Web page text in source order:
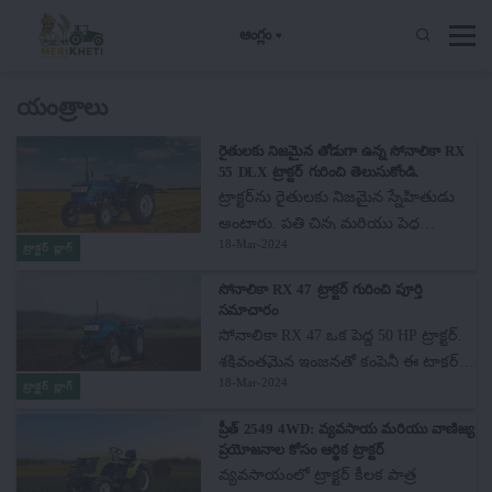
ఆంగ్లం
రైతులకు నిజమైన తోడుగా ఉన్న సోనాలికా RX
55 DLX ట్రాక్టర్ గురించి తెలుసుకోండి.
ట్రాక్టర్‌ను రైతులకు నిజమైన స్నేహితుడు
అంటారు. ప్రతి చిన్న మరియు పెద్ద
వ్యవసాయ పనిని సులభంగా మరియు
రైతులకు సహాయపడుతుంది.రైతు
సోదరులు వ్యవసాయం కోసం వివిధ రకాల
వ్యవసాయ యంత్రాలు మరియు
పరికరాలను ఉపయోగిస్తారు. వీటిలో
ఇప్పుడు ఇలాంటి పరిస్థితుల్లో రైతులు
వ్యవసాయం చేయడం వల్ల ఎక్కువ లాభం
పొందాలంటే ట్రాక్టర్లు అవసరం.ఈరోజు ఈ
18-Mar-2024
సోనాలికా RX 47 ట్రాక్టర్ గురించి పూర్తి
సమాచారం
సోనాలికా RX 47 ఒక పెద్ద 50 HP ట్రాక్టర్.
శక్తివంతమైన ఇంజన్లతో కంపెనీ ఈ ట్రాక్టర్‌ను
తయారు చేసింది. ఈ ట్రాక్టర్లు రైతు
చేయడానికి ప్రత్యేకంగా
రూపొందించబడ్డాయి, ఇది శక్తివంతమైన
18-Mar-2024
ప్రీత్ 2549 4WD: వ్యవసాయ మరియు వాణిజ్య
ప్రయోజనాల కోసం ఆర్థిక ట్రాక్టర్
వ్యవసాయంలో ట్రాక్టర్ కీలక పాత్ర